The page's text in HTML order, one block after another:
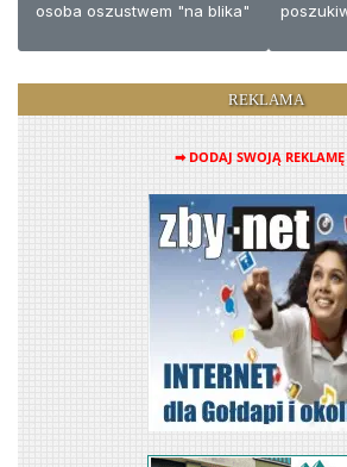
osoba oszustwem "na blika"
REKLAMA
➡ DODAJ SWOJĄ